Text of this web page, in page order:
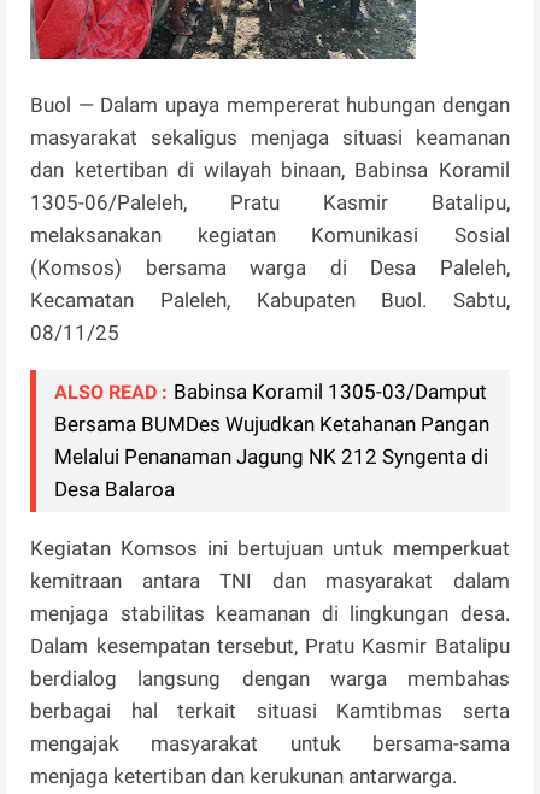
Buol — Dalam upaya mempererat hubungan dengan
masyarakat sekaligus menjaga situasi keamanan
dan ketertiban di wilayah binaan, Babinsa Koramil
1305-06/Paleleh, Pratu Kasmir Batalipu,
melaksanakan kegiatan Komunikasi Sosial
(Komsos) bersama warga di Desa Paleleh,
Kecamatan Paleleh, Kabupaten Buol. Sabtu,
08/11/25
ALSO READ : Babinsa Koramil 1305-03/Damput
Bersama BUMDes Wujudkan Ketahanan Pangan
Melalui Penanaman Jagung NK 212 Syngenta di
Desa Balaroa
Kegiatan Komsos ini bertujuan untuk memperkuat
kemitraan antara TNI dan masyarakat dalam
menjaga stabilitas keamanan di lingkungan desa.
Dalam kesempatan tersebut, Pratu Kasmir Batalipu
berdialog langsung dengan warga membahas
berbagai hal terkait situasi Kamtibmas serta
mengajak masyarakat untuk bersama-sama
menjaga ketertiban dan kerukunan antarwarga.